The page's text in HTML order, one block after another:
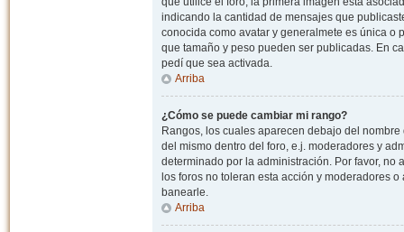
indicando la cantidad de mensajes que
conocida como avatar y generalmete es única o
que tamaño y peso pueden ser publicadas. En
pedí que sea activada.
Arriba
¿Cómo se puede cambiar mi rango?
Rangos, los cuales aparecen debajo del
del mismo dentro del foro, e.j. moderadores y
determinado por la administración. Por favor,
los foros no toleran esta acción y moderadores
banearle.
Arriba